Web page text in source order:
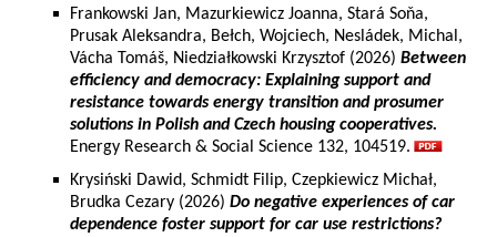
Frankowski Jan, Mazurkiewicz Joanna, Stará Soňa,
Prusak Aleksandra, Bełch, Wojciech, Nesládek, Michal,
Vácha Tomáš, Niedziałkowski Krzysztof (2026) Between
efficiency and democracy: Explaining support and
resistance towards energy transition and prosumer
solutions in Polish and Czech housing cooperatives.
Energy Research & Social Science 132, 104519.
Krysiński Dawid, Schmidt Filip, Czepkiewicz Michał,
Brudka Cezary (2026) Do negative experiences of car
dependence foster support for car use restrictions?